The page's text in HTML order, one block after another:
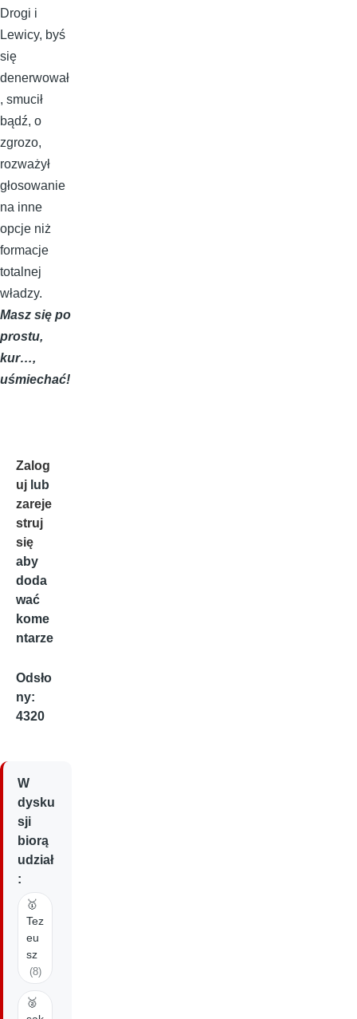
Drogi i
Lewicy, byś
się
denerwował
, smucił
bądź, o
zgrozo,
rozważył
głosowanie
na inne
opcje niż
formacje
totalnej
władzy.
Masz się po
prostu,
kur…,
uśmiechać!
Zalog
uj lub
zareje
struj
się
aby
doda
wać
kome
ntarze
Odsło
ny:
4320
W
dysku
sji
biorą
udział
:
🥇
Tez
eu
sz
(8)
🥈